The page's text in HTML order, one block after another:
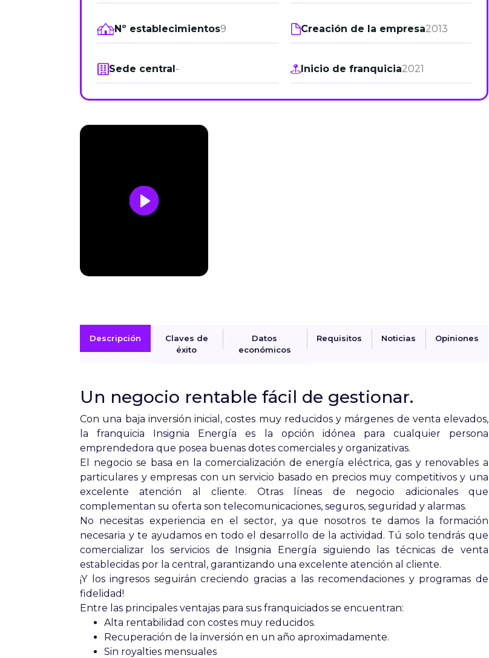
2026 -22 de octubre
Nº establecimientos9 Creación de la empresa2013
Sede central- Inicio de franquicia2021
Descripción
Claves de
éxito
Datos
económicos
Requisitos Noticias Opiniones
Un negocio rentable fácil de gestionar.
Con una baja inversión inicial,costes muy reducidos y márgenes de venta elevados,
la franquicia Insignia Energía es la opción idónea para cualquier persona
emprendedora que posea buenas dotes comerciales y organizativas.
El negocio se basa en la comercialización de energía eléctrica, gas y renovables a
particulares y empresas con un servicio basado en precios muy competitivos y una
excelente atención al cliente. Otras líneas de negocio adicionales que
complementan su oferta son telecomunicaciones, seguros, seguridad y alarmas.
No necesitas experiencia en el sector, ya que nosotros te damos la formación
necesaria y te ayudamos en todo el desarrollo de la actividad. Tú solo tendrás que
comercializar los servicios de Insignia Energía siguiendo las técnicas de venta
establecidas por la central, garantizando una excelente atención al cliente.
¡Y los ingresos seguirán creciendo gracias a las recomendaciones y programas de
fidelidad!
Entre las principales ventajas para sus franquiciados se encuentran:
Alta rentabilidad con costes muy reducidos.
Recuperación de la inversión en un año aproximadamente.
Sin royalties mensuales